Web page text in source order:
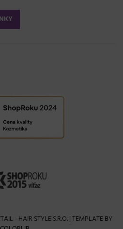
- HAIR STYLE S.R.O. | TEMPLATE BY